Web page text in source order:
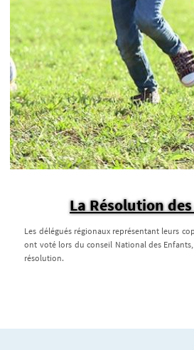
La Résolution
Les délégués régionaux représentant leurs
ont voté lors du conseil National des
résolution.